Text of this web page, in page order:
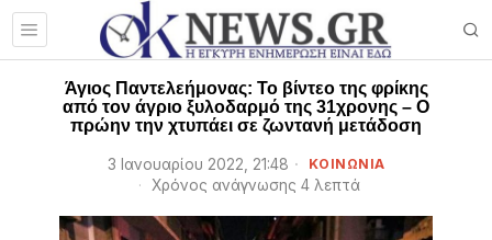
Άγιος Παντελεήμονας: To βίντεο της φρίκης
από τον άγριο ξυλοδαρμό της 31χρονης – Ο
πρώην την χτυπάει σε ζωντανή μετάδοση
3 Ιανουαρίου 2022, 21:48 ΚΟΙΝΩΝΙΑ
Χρόνος ανάγνωσης 4 λεπτά